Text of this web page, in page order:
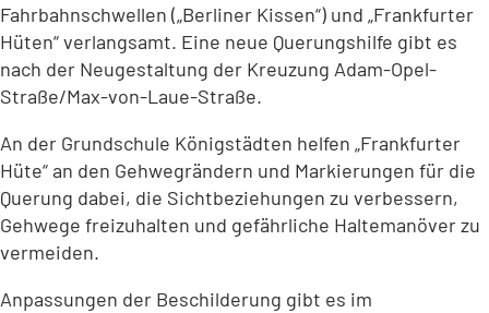
Fahrbahnschwellen („Berliner Kissen“) und „Frankfurter
Hüten“ verlangsamt. Eine neue Querungshilfe gibt es
nach der Neugestaltung der Kreuzung Adam-Opel-
Straße/Max-von-Laue-Straße.
An der Grundschule Königstädten helfen „Frankfurter
Hüte“ an den Gehwegrändern und Markierungen für die
Querung dabei, die Sichtbeziehungen zu verbessern,
Gehwege freizuhalten und gefährliche Haltemanöver zu
vermeiden.
Anpassungen der Beschilderung gibt es im